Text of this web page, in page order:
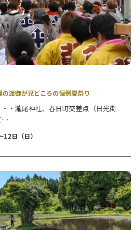
１個の配布も行われ、子どもを授かった
て倍の２個を返すという、ユニークな風
は、本祭と毎年3月最終日曜日開催の大
渡御が見どころの恒例夏祭り
・瀧尾神社、春日町交差点（日光街
子供神輿の渡御の実施有無や内容につい
ると、大神輿が神社の大鳥居前に安置さ
合があります）
輿を見学することができ、祭のメイン行
ねり歩き、夏の暑さに負けない迫力の雰
日（日）